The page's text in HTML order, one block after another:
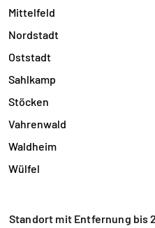
Mittelfeld
Nordstadt
Oststadt
Sahlkamp
Stöcken
Vahrenwald
Waldheim
Wülfel
Standort mit Entfernung bis